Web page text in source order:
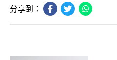
分享到：